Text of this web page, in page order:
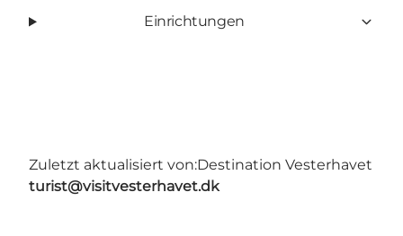
Einrichtungen
Zuletzt aktualisiert von:Destination Vesterhavet
turist@visitvesterhavet.dk